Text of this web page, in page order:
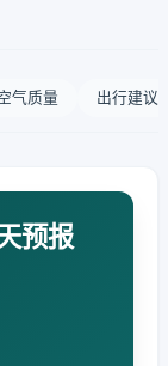
气质量 出行建议
预报